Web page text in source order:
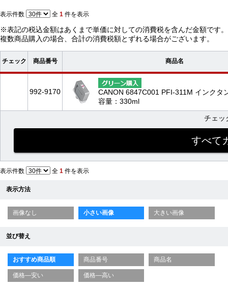
表示件数 全 1 件を表示
※表記の税込金額はあくまで単価に対しての消費税を含んだ金額です。
複数商品購入の場合、合計の消費税額とずれる場合がございます。
チェック 商品番号 商品名
992-9170
CANON 6847C001 PFI-311M インクタ
容量：330ml
チェッ
表示件数 全 1 件を表示
表示方法
画像なし 小さい画像 大きい画像
並び替え
おすすめ商品順 商品番号 商品名
価格—安い 価格—高い